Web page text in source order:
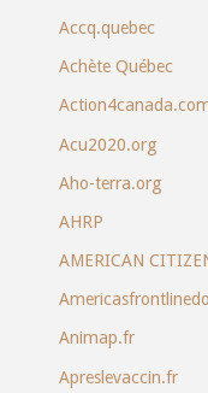
Accq.quebec
Achète Québec
Acu2020.org
Aho-terra.org
AHRP
AMERICAN
Animap.fr
Apreslevaccin.fr